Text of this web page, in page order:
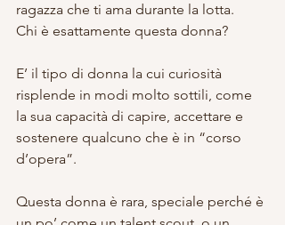
ragazza che ti ama durante la lotta.
Chi è esattamente questa donna?
E’ il tipo di donna la cui curiosità
risplende in modi molto sottili, come
la sua capacità di capire, accettare e
sostenere qualcuno che è in “corso
d’opera”.
Questa donna è rara, speciale perché è